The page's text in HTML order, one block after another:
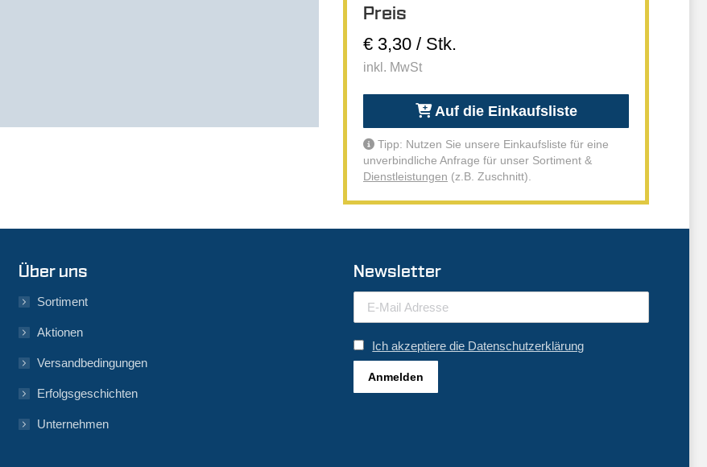
Preis
€ 3,30 / Stk.
inkl. MwSt
Auf die Einkaufsliste
Tipp: Nutzen Sie unsere Einkaufsliste für eine
unverbindliche Anfrage für unser Sortiment &
Dienstleistungen (z.B. Zuschnitt).
Über uns
Sortiment
Aktionen
Versandbedingungen
Erfolgsgeschichten
Unternehmen
Newsletter
Ich akzeptiere die Datenschutzerklärung